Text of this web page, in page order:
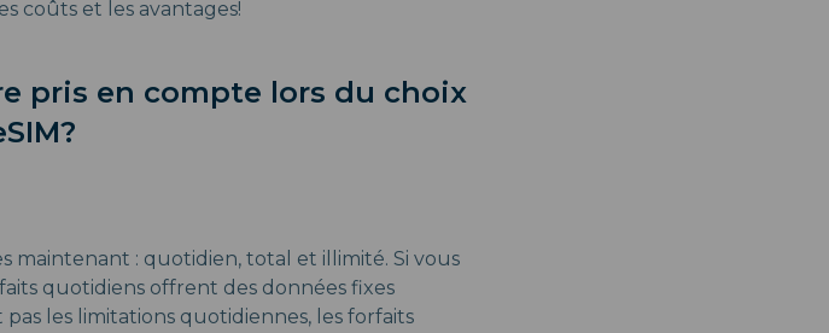
coûts et les avantages!
pris en compte lors du choix
maintenant : quotidien, total et illimité. Si vous
quotidiens offrent des données fixes
les limitations quotidiennes, les forfaits